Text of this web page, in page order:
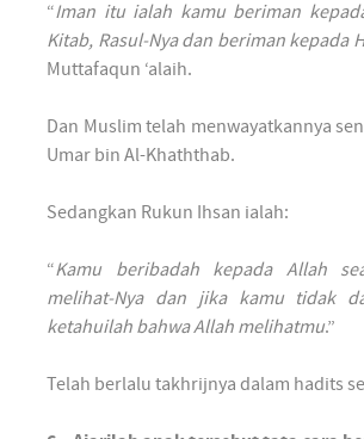
“Iman itu ialah kamu beriman
Kitab, Rasul-Nya dan beriman kepada
Muttafaqun ‘alaih.
Dan Muslim telah menwayatkannya
Umar bin Al-Khaththab.
Sedangkan Rukun Ihsan ialah:
“Kamu beribadah kepada Allah
melihat-Nya dan jika kamu tidak
ketahuilah bahwa Allah melihatmu.”
Telah berlalu takhrijnya dalam hadits